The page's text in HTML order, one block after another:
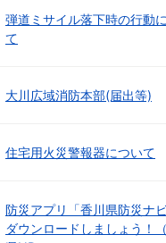
弾道ミサイル落下時の行動
て
大川広域消防本部(届出等)
住宅用火災警報器について
防災アプリ「香川県防災ナ
ダウンロードしましょう！